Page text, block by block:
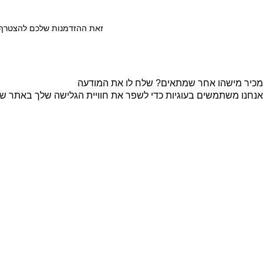
זאת ההזדמנות שלכם להצטרף
מכיר מישהו אחר שמתאים? שלח לו את המודעה
אנחנו משתמשים בעוגיות כדי לשפר את חוויית הגלישה שלך באתר